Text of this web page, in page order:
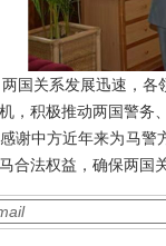
关系发展迅速，各
，积极推动两国警务
中方近年来为马警
合法权益，确保两国